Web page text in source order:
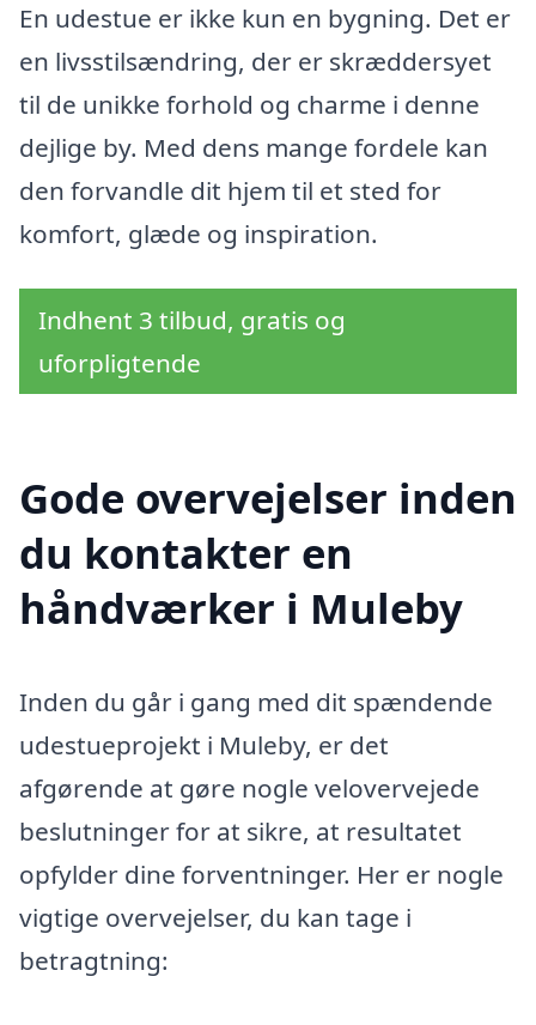
En udestue er ikke kun en bygning. Det er
en livsstilsændring, der er skræddersyet
til de unikke forhold og charme i denne
dejlige by. Med dens mange fordele kan
den forvandle dit hjem til et sted for
komfort, glæde og inspiration.
Indhent 3 tilbud, gratis og
uforpligtende
Gode overvejelser inden
du kontakter en
håndværker i Muleby
Inden du går i gang med dit spændende
udestueprojekt i Muleby, er det
afgørende at gøre nogle velovervejede
beslutninger for at sikre, at resultatet
opfylder dine forventninger. Her er nogle
vigtige overvejelser, du kan tage i
betragtning: